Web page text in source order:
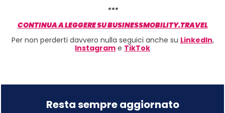
***
CONTINUA A LEGGERE SU BUSINESSMOBILITY.TRAVEL
Per non perderti davvero nulla seguici anche su LinkedIn,
Instagram e TikTok
Resta sempre aggiornato